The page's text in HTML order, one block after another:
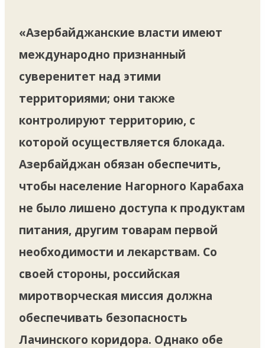
«Азербайджанские власти имеют
международно признанный
суверенитет над этими
территориями; они также
контролируют территорию, с
которой осуществляется блокада.
Азербайджан обязан обеспечить,
чтобы население Нагорного Карабаха
не было лишено доступа к продуктам
питания, другим товарам первой
необходимости и лекарствам. Со
своей стороны, российская
миротворческая миссия должна
обеспечивать безопасность
Лачинского коридора. Однако обе